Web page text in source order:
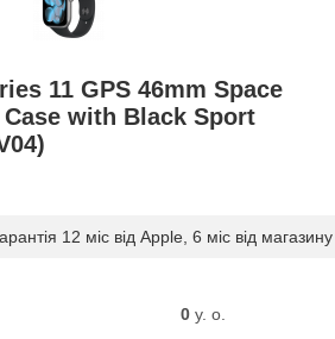
11 GPS 46mm Space
with Black Sport
12 міс від Apple, 6 міс від магазину
0y. о.